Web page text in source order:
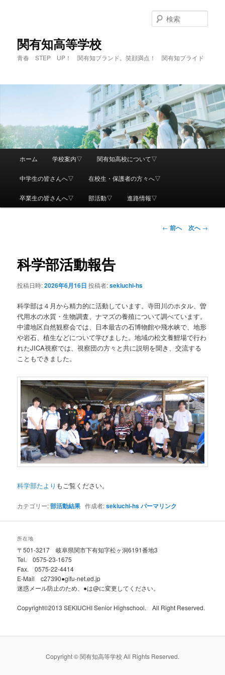
関有知高等学校
青春 STEP UP！ 関有知ブランド。笑顔満点！ 関有知プライド
索
ュ
メ
イ
ン
テ
ン
ツ
へ
移
動
ホーム 学校案内▽ 関有知高校について▽
中学生の皆さんへ▽ 在校生・保護者の方々へ▽
卒業生の皆さんへ▽ 部活動▽ 進路情報▽
投
ン
← 前へ 次へ→
科学部活動報告
投稿日時:2026年6月16日 投稿者:sekiuchi-hs
科学部は４月から精力的に活動しています。寺田川のホタル、曽
代用水の水質・生物調査、ナマズの養殖について調べています。
中濃地区自然観察会では、日本最古の石博物館や飛水峡で、地形
や岩石、植生などについて学びました。地域の松文養鯉場で行わ
れたJICA視察では、視察団の方々と共に説明を聞き、交流する
こともできました。
科学部たより もご覧ください。
カテゴリー:部活動結果 作成者:sekiuchi-hsパーマリンク
所在地
〒501-3217 岐阜県関市下有知字松ヶ洞6191番地3
Tel. 0575-23-1675
Fax. 0575-22-4414
E-Mail c27390●gifu-net.ed.jp
迷惑メール防止のため、●は@に変更してください。
Copyright©2013 SEKIUCHI Senior Highschool. All Right Reserved.
Copyright © 関有知高等学校 All Rights Reserved.